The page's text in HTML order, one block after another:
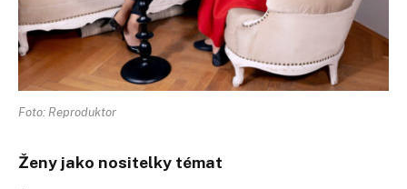
Foto: Reproduktor
Ženy jako nositelky témat